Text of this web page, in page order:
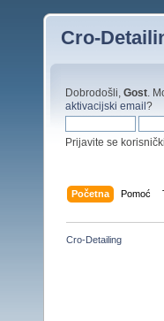
Cro-
Dobrodošli, Gost .
aktivacijski email?
Prijavite se
Početna Pomoć
Cro-Detailing